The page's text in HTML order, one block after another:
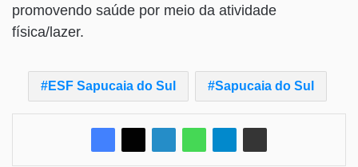
promovendo saúde por meio da atividade
física/lazer.
ESF Sapucaia do Sul Sapucaia do Sul